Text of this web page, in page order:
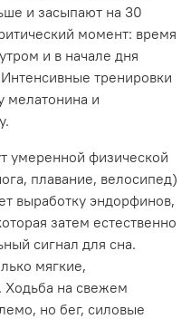
и засыпают на 30
момент: время
и в начале дня
тренировки
мелатонина и
умеренной физической
плавание, велосипед)
выработку эндорфинов,
затем естественно
сигнал для сна.
мягкие,
Ходьба на свежем
но бег, силовые